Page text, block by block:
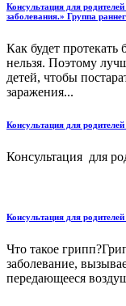
Консультация для
заболевания.» Группа
Как будет протекать
нельзя. Поэтому
детей, чтобы
заражения...
Консультация для
Консультация для
Консультация для
Что такое
заболевание,
передающееся